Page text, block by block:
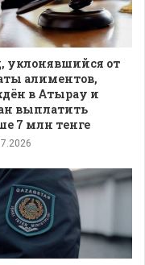
уклонявшийся от
алиментов,
в Атырау и
выплатить
7 млн тенге